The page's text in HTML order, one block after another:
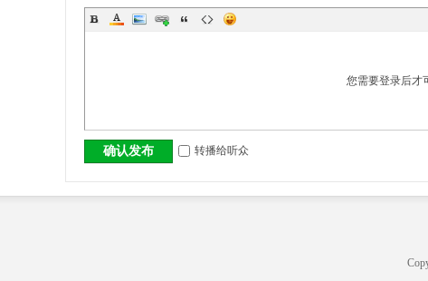
您需要登录后才
确认发布 转播给听众